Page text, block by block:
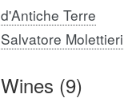
d'Antiche Terre
Salvatore Molettieri
Wines (9)